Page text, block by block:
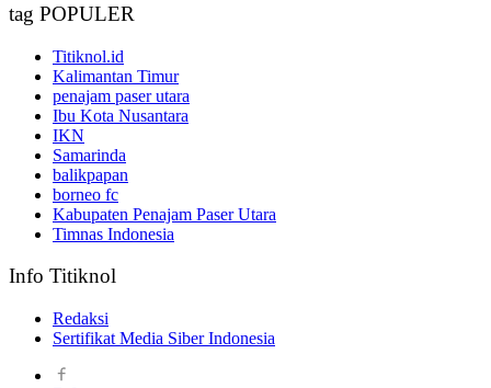
tag POPULER
Titiknol.id
Kalimantan Timur
penajam paser utara
Ibu Kota Nusantara
IKN
Samarinda
balikpapan
borneo fc
Kabupaten Penajam Paser Utara
Timnas Indonesia
Info Titiknol
Redaksi
Sertifikat Media Siber Indonesia